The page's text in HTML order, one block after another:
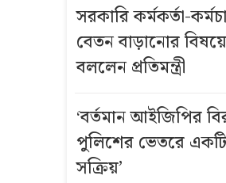
‘আপনি কি
আওয়ামী
জবাবে যা
বললেন
ফারহানা
সরকারি কর্মকর্তা-
বেতন বাড়ানোর
বললেন প্রতিমন্ত্রী
‘বর্তমান আইজিপির
পুলিশের ভেতরে
সক্রিয়’